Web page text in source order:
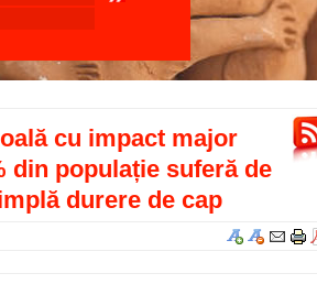
cu impact major
din populație suferă de
durere de cap